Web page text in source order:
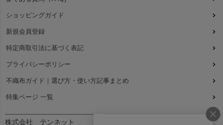
ショッピングガイド
新規会員登録
特定商取引法に基づく表記
プライバシーポリシー
不織布ガイド｜選び方・使い方記事まとめ
特集ページ 一覧
株式会社 テンネット